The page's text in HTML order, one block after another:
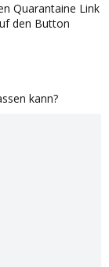
Quarantaine Link
den Button
kann?